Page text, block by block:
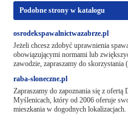
Podobne strony w katalogu
osrodekspawalnictwazabrze.pl
Jeżeli chcesz zdobyć uprawnienia
obowiązującymi normami lub
zawodzie, zapraszamy do skorzystania
raba-sloneczne.pl
Zapraszamy do zapoznania się z ofertą
Myślenicach, który od 2006 oferuje
mieszkania w dogodnych lokalizacjach.